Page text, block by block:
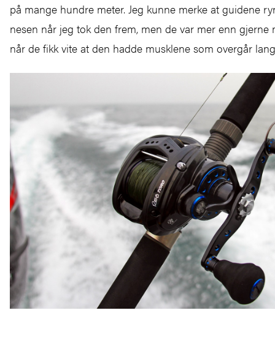
på mange hundre meter. Jeg kunne merke at guidene
nesen når jeg tok den frem, men de var mer enn gjerne
når de fikk vite at den hadde musklene som overgår